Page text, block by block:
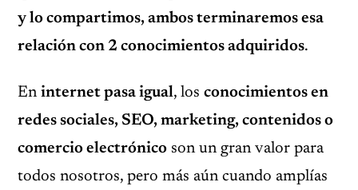
y lo compartimos, ambos terminaremos esa
relación con 2 conocimientos adquiridos.
En internet pasa igual, los conocimientos en
redes sociales, SEO, marketing, contenidos o
comercio electrónico son un gran valor para
todos nosotros, pero más aún cuando amplías